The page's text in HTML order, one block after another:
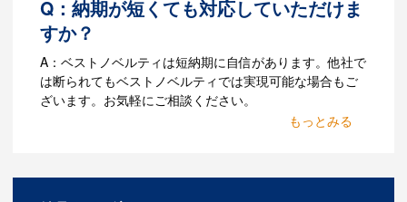
Q：納期が短くても対応していただけま
すか？
A：ベストノベルティは短納期に自信があります。他社で
は断られてもベストノベルティでは実現可能な場合もご
ざいます。お気軽にご相談ください。